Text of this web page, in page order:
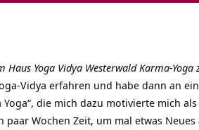
Yoga Vidya Westerwald Karma-Yoga
Vidya erfahren und habe dann an
die mich dazu motivierte mich
Wochen Zeit, um mal etwas